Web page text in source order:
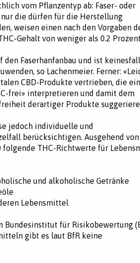
vom Pflanzentyp ab: Faser- oder
nur die dürfen für die Herstellung
weisen einen nach den Vorgaben
Gehalt von weniger als 0.2
Faserhanfanbau und ist
so Lachenmeier. Ferner:
CBD-Produkte vertrieben, die
frei» interpretieren und damit dem
derartiger Produkte
jedoch individuelle und
berücksichtigen. Ausgehend von
folgende THC-Richtwerte für
und alkoholische Getränke
Lebensmittel
Bundesinstitut für Risikobewertung
gibt es laut BfR keine